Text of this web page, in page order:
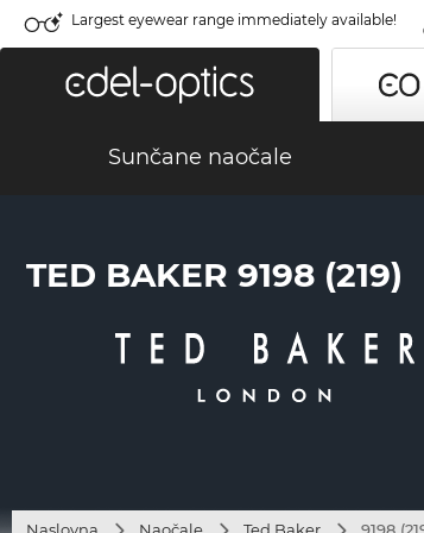
Largest eyewear range immediately available!
Sunčane naočale
TED BAKER 9198 (219)